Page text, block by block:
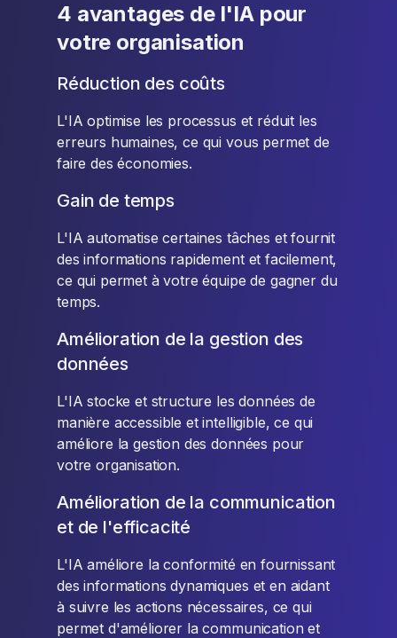
4 avantages de l'IA pour
votre organisation
Réduction des coûts
L'IA optimise les processus et réduit les
erreurs humaines, ce qui vous permet de
faire des économies.
Gain de temps
L'IA automatise certaines tâches et fournit
des informations rapidement et facilement,
ce qui permet à votre équipe de gagner du
temps.
Amélioration de la gestion des
données
L'IA stocke et structure les données de
manière accessible et intelligible, ce qui
améliore la gestion des données pour
votre organisation.
Amélioration de la communication
et de l'efficacité
L'IA améliore la conformité en fournissant
des informations dynamiques et en aidant
à suivre les actions nécessaires, ce qui
permet d'améliorer la communication et